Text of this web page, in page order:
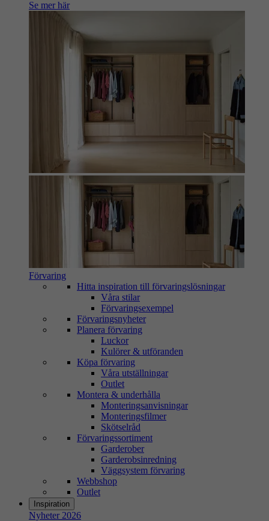
Se mer här
Förvaring
Hitta inspiration till förvaringslösningar
Våra stilar
Förvaringsexempel
Förvaringsnyheter
Planera förvaring
Luckor
Kulörer & utföranden
Köpa förvaring
Våra utställningar
Outlet
Montera & underhålla
Monteringsanvisningar
Monteringsfilmer
Skötselråd
Förvaringssortiment
Garderober
Garderobsinredning
Väggsystem förvaring
Webbshop
Outlet
Inspiration
Nyheter 2026